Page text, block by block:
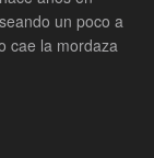
un poco a
cae la mordaza